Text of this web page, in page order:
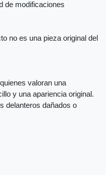
de modificaciones
no es una pieza original del
valoran una
y una apariencia original.
delanteros dañados o